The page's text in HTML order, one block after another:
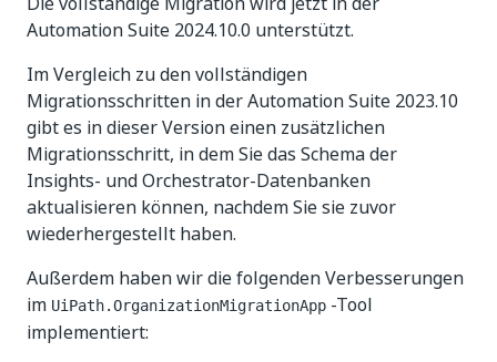
Automation Suite 2024.10.0 unterstützt.
Im Vergleich zu den vollständigen
Migrationsschritten in der Automation Suite 2023.10
gibt es in dieser Version einen zusätzlichen
Migrationsschritt, in dem Sie das Schema der
Insights- und Orchestrator-Datenbanken
aktualisieren können, nachdem Sie sie zuvor
wiederhergestellt haben.
Außerdem haben wir die folgenden Verbesserungen
im UiPath.OrganizationMigrationApp -Tool
implementiert: